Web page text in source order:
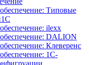
Типовые
ilexx
DALION
Клеверенс
1С-